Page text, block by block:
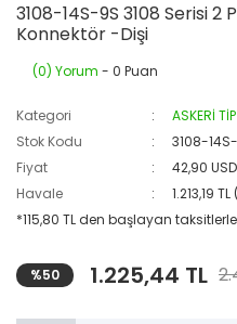
3108-14S-9S 3108 Serisi
Konnektör -Dişi
(0) Yorum - 0 Puan
Kategori
ASKERİ
Stok Kodu
3108-
Fiyat
42,90
Havale
1.213,19
*115,80 TL den başlayan
%50 1.225,44 TL